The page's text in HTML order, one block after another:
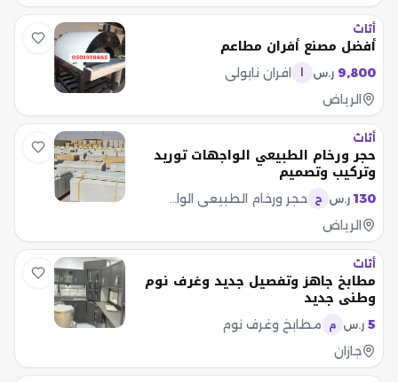
أثاث
أفضل مصنع أفران مطاعم
9,800 ر.س
افران نابولي
الرياض
أثاث
حجر ورخام الطبيعي الواجهات توريد
وتركيب وتصميم
130 ر.س ح
حجر ورخام الطبيعي الواجهات
الرياض
أثاث
مطابخ جاهز وتفصيل جديد وغرف نوم
وطني جديد
5 ر.س م
مطابخ وغرف نوم
جازان